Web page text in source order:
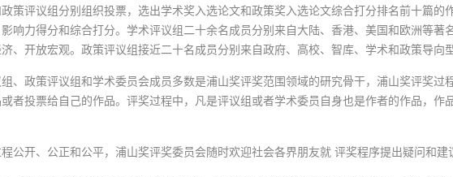
策评议组分别组织投票，选出学术奖入选论文和政策奖入选论文综合打分排名前十篇的
响力得分和综合打分。学术评议组二十余名成员分别来自大陆、香港、美国和欧洲等著
、开放宏观。政策评议组接近二十名成员分别来自政府、高校、智库、学术和政策导向
、政策评议组和学术委员会成员多数是浦山奖评奖范围领域的研究骨干，浦山奖评奖过
者投票给自己的作品。评奖过程中，凡是评议组或者学术委员自身也是作者的作品，作
公开、公正和公平，浦山奖评奖委员会随时欢迎社会各界朋友就 评奖程序提出疑问和建